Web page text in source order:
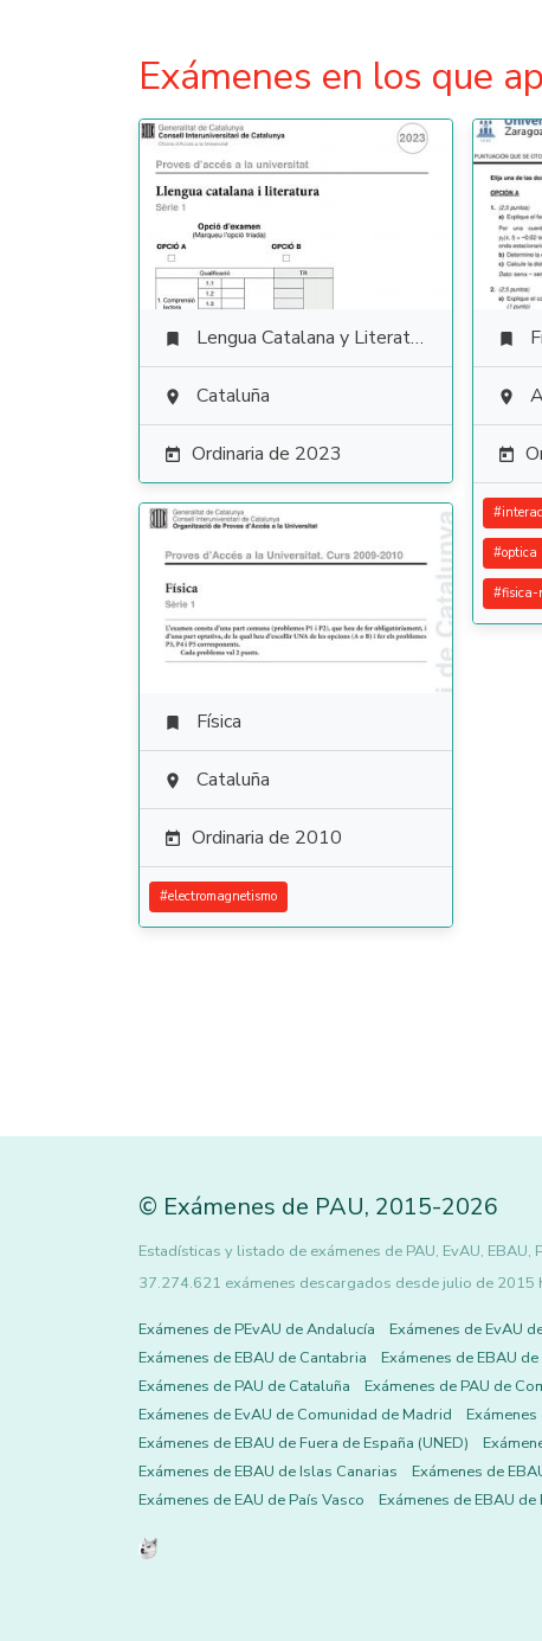
Exámenes en los que
 Lengua Catalana y Literatura
 Cataluña
 Ordinaria de 2023



#
#optica
#fisica-
 Física
 Cataluña
 Ordinaria de 2010
#electromagnetismo
© Exámenes de PAU, 2015-2026
Estadísticas y listado de exámenes de PAU, EvAU,
37.274.621 exámenes descargados desde julio de 2015
Exámenes de PEvAU de Andalucía Exámenes de EvAU
Exámenes de EBAU de Cantabria
Exámenes de EBAU
Exámenes de PAU de Cataluña
Exámenes de PAU de
Exámenes de EvAU de Comunidad de Madrid
Exámenes de EBAU de Fuera de España (UNED)
Exámenes de EBAU de Islas Canarias
Exámenes de
Exámenes de EAU de País Vasco
Exámenes de EBAU